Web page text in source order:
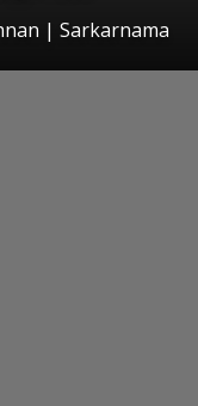
| Sarkarnama